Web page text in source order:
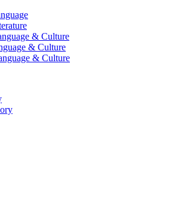
& Culture
& Culture
& Culture